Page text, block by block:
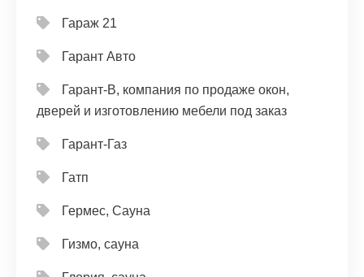
Гараж 21
Гарант Авто
Гарант-В, компания по продаже окон,
дверей и изготовлению мебели под заказ
Гарант-Газ
Гатп
Гермес, Сауна
Гизмо, сауна